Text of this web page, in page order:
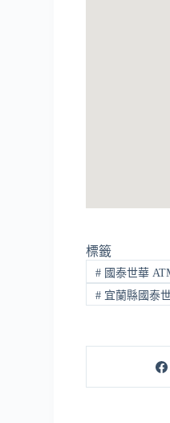
標籤
# 國泰世華
# 宜蘭縣國泰